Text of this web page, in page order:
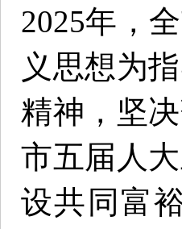
2025年，
义思想为
精神，坚
市五届人
设共同富